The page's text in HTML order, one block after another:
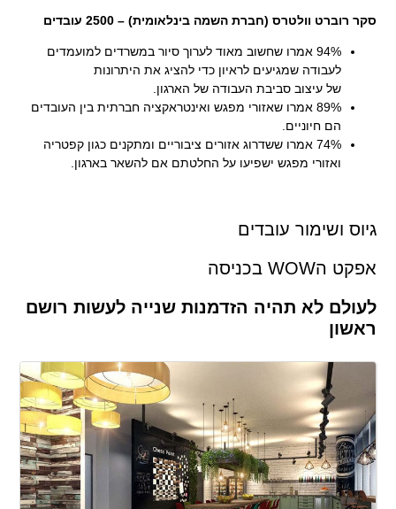
סקר רוברט וולטרס (חברת השמה בינלאומית) – 2500 עובדים
94% אמרו שחשוב מאוד לערוך סיור במשרדים למועמדים
לעבודה שמגיעים לראיון כדי להציג את היתרונות
של עיצוב סביבת העבודה של הארגון.
89% אמרו שאזורי מפגש ואינטראקציה חברתית בין העובדים
הם חיוניים.
74% אמרו ששדרוג אזורים ציבוריים ומתקנים כגון קפטריה
ואזורי מפגש ישפיעו על החלטתם אם להשאר בארגון.
גיוס ושימור עובדים
אפקט הWOW בכניסה
לעולם לא תהיה הזדמנות שנייה לעשות רושם
ראשון